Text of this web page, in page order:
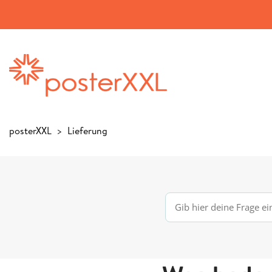
posterXXL Lieferung